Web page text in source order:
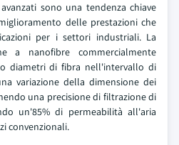
sono una tendenza chiave
delle prestazioni che
per i settori industriali. La
a nanofibre commercialmente
diametri di fibra nell'intervallo di
variazione della dimensione dei
una precisione di filtrazione di
un'85% di permeabilità all'aria
convenzionali.